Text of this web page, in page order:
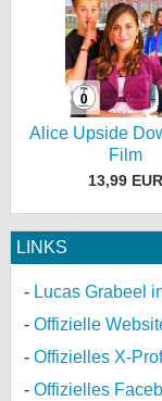
Alice Upside
Film
13,99 EUR
LINKS
Lucas Grabeel
Offizielle
Offizielles X-
Offizielles